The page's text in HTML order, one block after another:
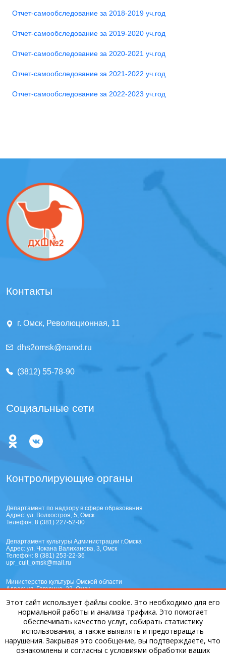
Отчет-самообследование за 2018-2019 уч.год
Отчет-самообследование за 2019-2020 уч.год
Отчет-самообследование за 2020-2021 уч.год
Отчет-самообследование за 2021-2022 уч.год
Отчет-самообследование за 2022-2023 уч.год
Контакты
г. Омск, Революционная, 11
dhs2omsk@narod.ru
(3812) 55-78-90
Социальные сети
Контролирующие органы
Департамент по надзору в сфере образования
Адрес: ул. Волхостроя, 5, Омск
Телефон: 8 (381) 227-52-00
Департамент культуры Администрации г.Омска
Адрес: ул. Чокана Валиханова, 3, Омск
Телефон: 8 (381) 253-22-36
upr_cult_omsk@mail.ru
Министерство культуры Омской области
Адрес: ул. Гагарина, 22, Омск
mail@mincult.omskportal.ru
Министерство образования Омской области
Адрес: ул. Красный путь, 5, Омск
Телефон:8 (381) 225-35-58
educate@omskportal.ru
Министерство образования и науки Российской Федерации
Этот сайт использует файлы cookie. Это необходимо для его
нормальной работы и анализа трафика. Это помогает
обеспечивать качество услуг, собирать статистику
использования, а также выявлять и предотвращать
нарушения. Закрывая это сообщение, вы подтверждаете, что
ознакомлены и согласны с условиями обработки ваших